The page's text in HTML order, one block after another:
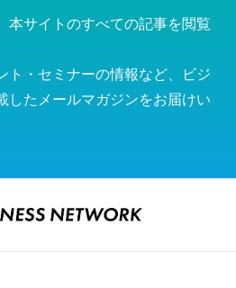
本サイトのすべての記事を閲覧
ト・セミナーの情報など、ビジ
したメールマガジンをお届けい